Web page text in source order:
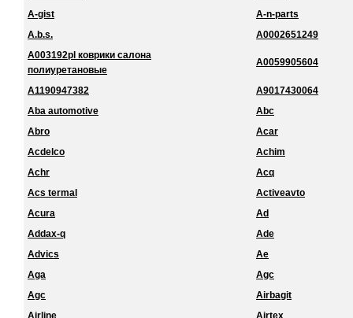
A-gist
A-n-parts
A.b.s.
A0002651249
A003192pl коврики салона
полиуретановые
A0059905604
A1190947382
A9017430064
Aba automotive
Abc
Abro
Acar
Acdelco
Achim
Achr
Acq
Acs termal
Activeavto
Acura
Ad
Addax-q
Ade
Advics
Ae
Aga
Agc
Agc
Airbagit
Airline
Airtex